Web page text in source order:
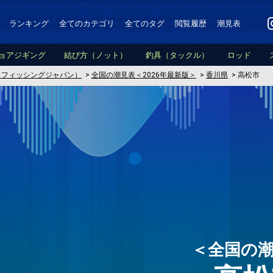
ランキング 全てのカテゴリ 全てのタグ 閲覧履歴 潮見表
アジギング 結び方（ノット） 釣具（タックル） ロッド
ィッシングジャパン） > 全国の潮見表＜2026年最新版＞ > 香川県 > 高松市
＜全国の